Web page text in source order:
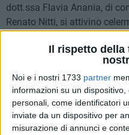
Il rispetto della
Noi e i nostri 1733 partner
informazioni su un
personali, come identificatori
inviate da un dispositivo per
misurazione di annunci e
dott.ssa Flavia Anania, di
Renato Nitti, si attivino
Massima solidarietà ad
Michele Cianci, presidente
Fratelli d'Italia:
democrazia»
«Esprimiamo la più sentita